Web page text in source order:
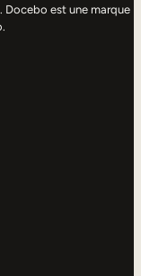
est une marque